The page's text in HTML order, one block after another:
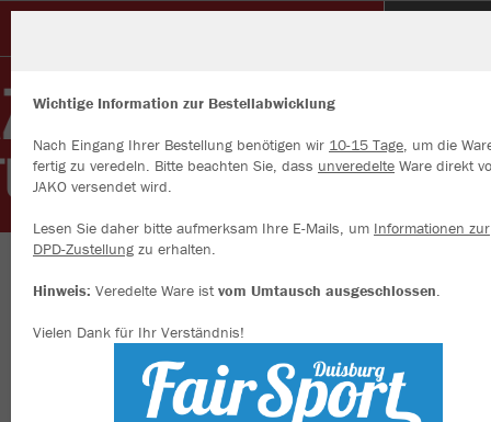
Herzlich willkommen im Teamshop der DJK
TUSA 06 Düsseldorf e.V.
Wichtige Information zur Bestellabwicklung
Nach Eingang Ihrer Bestellung benötigen wir 10-15 Tage, um die
fertig zu veredeln. Bitte beachten Sie, dass unveredelte Ware direkt
JAKO versendet wird.
Lesen Sie daher bitte aufmerksam Ihre E-Mails, um Informationen zur
DPD-Zustellung zu erhalten.
Hinweis: Veredelte Ware istvom Umtausch ausgeschlossen.
Vielen Dank für Ihr Verständnis!
Wir verwenden Cookies
Inhalte anzeigen und unsere Website verbessern. Weitere
zu den Cookies findest Du in den Einstellungen.
Alle akzeptieren
Alle ablehnen
mehr Infos